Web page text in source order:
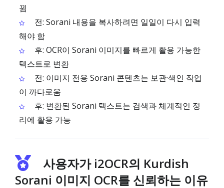
뀜
전: Sorani 내용을 복사하려면 일일이 다시 입력
해야 함
후: OCR이 Sorani 이미지를 빠르게 활용 가능한
텍스트로 변환
전: 이미지 전용 Sorani 콘텐츠는 보관·색인 작업
이 까다로움
후: 변환된 Sorani 텍스트는 검색과 체계적인 정
리에 활용 가능
사용자가 i2OCR의 Kurdish
Sorani 이미지 OCR를 신뢰하는 이유